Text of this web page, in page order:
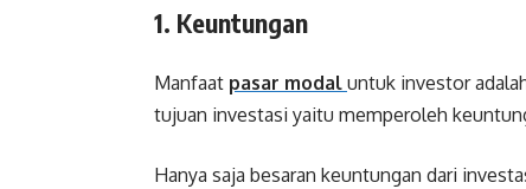
1. Keuntungan
Manfaat pasar modal untuk investor
tujuan investasi yaitu memperoleh
Hanya saja besaran keuntungan dari